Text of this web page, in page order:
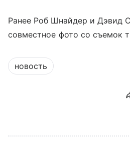
Ранее Роб Шнайдер и Дэвид
совместное фото со съемок
новость